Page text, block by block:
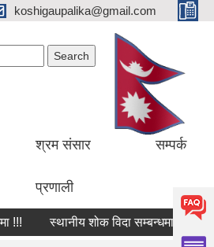
koshigaupalika@gmail.com
श्रम संसार
प्रणाली
सम्पर्क
स्थानीय शोक विदा सम्बन्धमा !!!